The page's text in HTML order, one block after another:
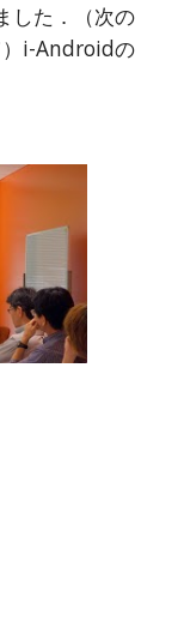
した．（次の
）i-Androidの